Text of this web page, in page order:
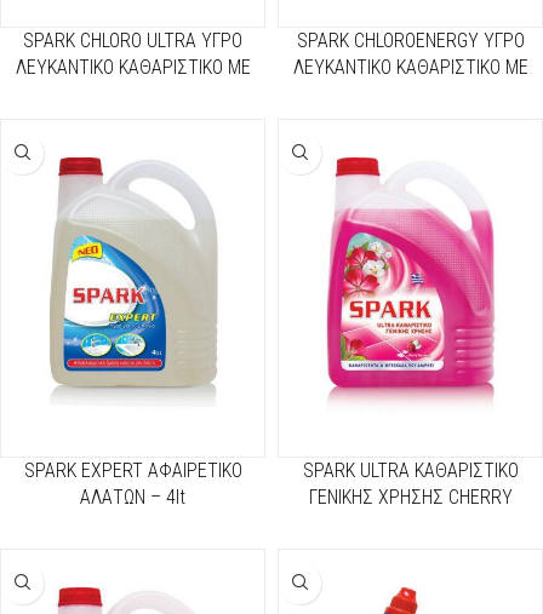
SPARK CHLORO ULTRA ΥΓΡΟ
ΛΕΥΚΑΝΤΙΚΟ ΚΑΘΑΡΙΣΤΙΚΟ ΜΕ
SPARK CHLOROENERGY ΥΓΡΟ
ΛΕΥΚΑΝΤΙΚΟ ΚΑΘΑΡΙΣΤΙΚΟ ΜΕ
SPARK EXPERT ΑΦΑΙΡΕΤΙΚΟ
ΑΛΑΤΩΝ – 4lt
SPARK ULTRA ΚΑΘΑΡΙΣΤΙΚΟ
ΓΕΝΙΚΗΣ ΧΡΗΣΗΣ CHERRY